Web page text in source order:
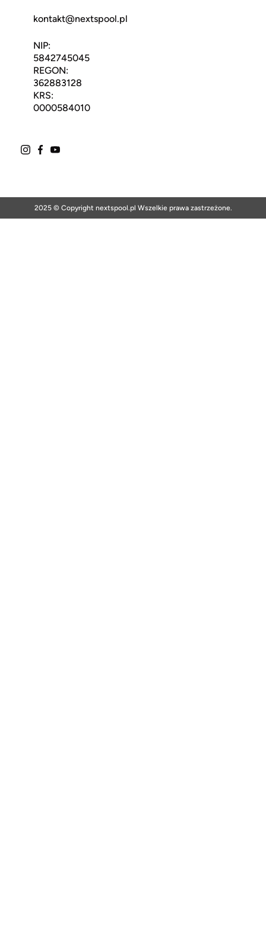
kontakt@nextspool.pl
NIP:
5842745045
REGON:
362883128
KRS:
0000584010